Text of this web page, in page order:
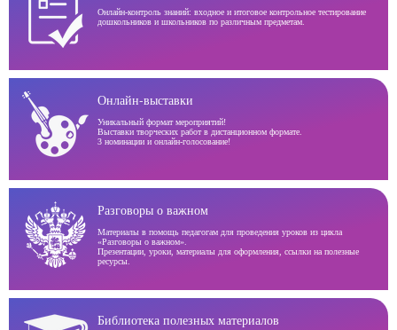
Онлайн-контроль знаний: входное и итоговое контрольное тестирование
дошкольников и школьников по различным предметам.
Онлайн-выставки
Уникальный формат мероприятий!
Выставки творческих работ в дистанционном формате.
3 номинации и онлайн-голосование!
Разговоры о важном
Материалы в помощь педагогам для проведения уроков из цикла
«Разговоры о важном».
Презентации, уроки, материалы для оформления, ссылки на полезные
ресурсы.
Библиотека полезных материалов